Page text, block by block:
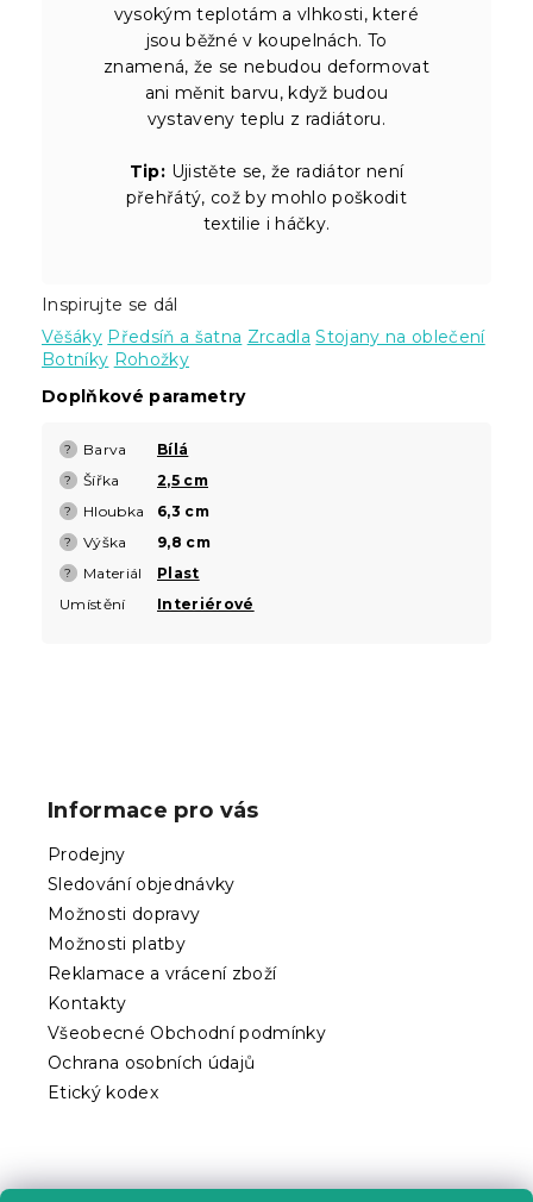
vysokým teplotám a vlhkosti, které
jsou běžné v koupelnách. To
znamená, že se nebudou deformovat
ani měnit barvu, když budou
vystaveny teplu z radiátoru.
Tip: Ujistěte se, že radiátor není
přehřátý, což by mohlo poškodit
textilie i háčky.
Inspirujte se dál
Věšáky Předsíň a šatna Zrcadla Stojany na oblečení
Botníky Rohožky
Doplňkové parametry
? Barva Bílá
? Šířka 2,5 cm
? Hloubka 6,3 cm
? Výška 9,8 cm
? Materiál
Plast
Umístění
Interiérové
Informace pro vás
Prodejny
Sledování objednávky
Možnosti dopravy
Možnosti platby
Reklamace a vrácení zboží
Kontakty
Všeobecné Obchodní podmínky
Ochrana osobních údajů
Etický kodex